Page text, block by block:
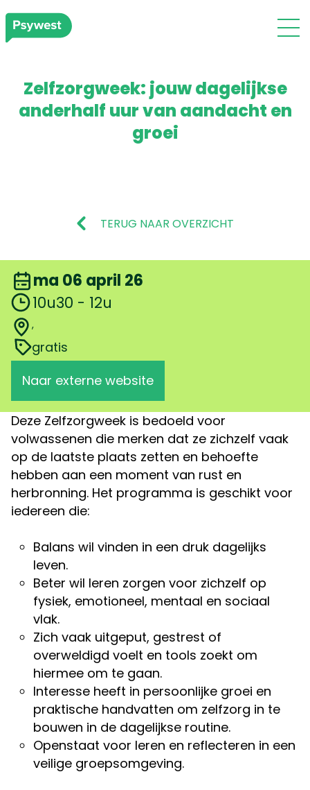
Zelfzorgweek: jouw dagelijkse
anderhalf uur van aandacht en
groei
TERUG NAAR OVERZICHT
ma 06 april 26
10u30 - 12u
,
gratis
Naar externe website
Deze Zelfzorgweek is bedoeld voor
volwassenen die merken dat ze zichzelf vaak
op de laatste plaats zetten en behoefte
hebben aan een moment van rust en
herbronning. Het programma is geschikt voor
iedereen die:
Balans wil vinden in een druk dagelijks
leven.
Beter wil leren zorgen voor zichzelf op
fysiek, emotioneel, mentaal en sociaal
vlak.
Zich vaak uitgeput, gestrest of
overweldigd voelt en tools zoekt om
hiermee om te gaan.
Interesse heeft in persoonlijke groei en
praktische handvatten om zelfzorg in te
bouwen in de dagelijkse routine.
Openstaat voor leren en reflecteren in een
veilige groepsomgeving.